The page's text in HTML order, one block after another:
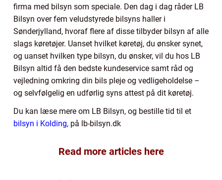
firma med bilsyn som speciale. Den dag i dag råder LB
Bilsyn over fem veludstyrede bilsyns haller i
Sønderjylland, hvoraf flere af disse tilbyder bilsyn af alle
slags køretøjer. Uanset hvilket køretøj, du ønsker synet,
og uanset hvilken type bilsyn, du ønsker, vil du hos LB
Bilsyn altid få den bedste kundeservice samt råd og
vejledning omkring din bils pleje og vedligeholdelse –
og selvfølgelig en udførlig syns attest på dit køretøj.
Du kan læse mere om LB Bilsyn, og bestille tid til et
bilsyn i Kolding, på lb-bilsyn.dk
Read more articles here